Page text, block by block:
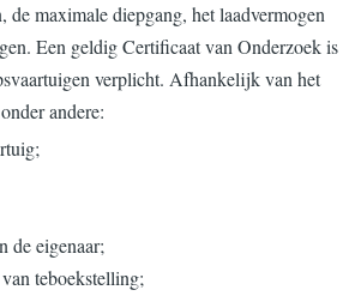
de maximale diepgang, het laadvermogen
Een geldig Certificaat van Onderzoek is
verplicht. Afhankelijk van het
andere:
de eigenaar;
teboekstelling;